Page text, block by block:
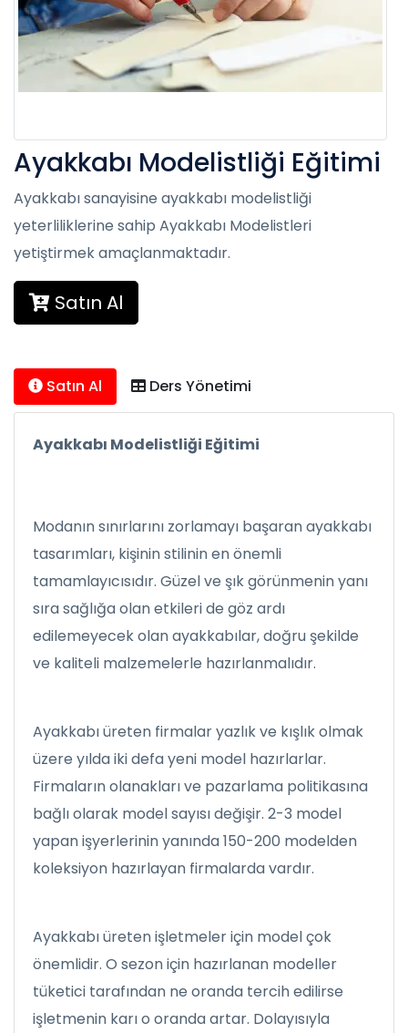
Ayakkabı Modelistliği Eğitimi
Ayakkabı sanayisine ayakkabı modelistliği
yeterliliklerine sahip Ayakkabı Modelistleri
yetiştirmek amaçlanmaktadır.
Satın Al
Satın Al Ders Yönetimi
Ayakkabı Modelistliği Eğitimi
Modanın sınırlarını zorlamayı başaran ayakkabı
tasarımları, kişinin stilinin en önemli
tamamlayıcısıdır. Güzel ve şık görünmenin yanı
sıra sağlığa olan etkileri de göz ardı
edilemeyecek olan ayakkabılar, doğru şekilde
ve kaliteli malzemelerle hazırlanmalıdır.
Ayakkabı üreten firmalar yazlık ve kışlık olmak
üzere yılda iki defa yeni model hazırlarlar.
Firmaların olanakları ve pazarlama politikasına
bağlı olarak model sayısı değişir. 2-3 model
yapan işyerlerinin yanında 150-200 modelden
koleksiyon hazırlayan firmalarda vardır.
Ayakkabı üreten işletmeler için model çok
önemlidir. O sezon için hazırlanan modeller
tüketici tarafından ne oranda tercih edilirse
işletmenin karı o oranda artar. Dolayısıyla